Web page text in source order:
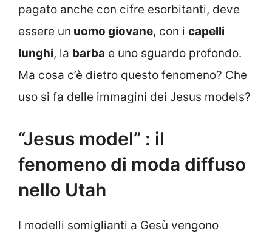
pagato anche con cifre esorbitanti, deve
essere un uomo giovane, con i capelli
lunghi, la barba e uno sguardo profondo.
Ma cosa c’è dietro questo fenomeno? Che
uso si fa delle immagini dei Jesus models?
“Jesus model” : il
fenomeno di moda diffuso
nello Utah
I modelli somiglianti a Gesù vengono